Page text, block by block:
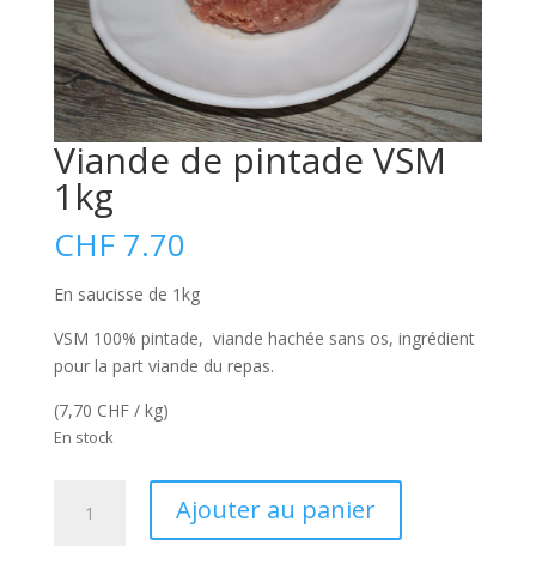
Viande de pintade VSM
1kg
CHF7.70
En saucisse de 1kg
VSM 100% pintade, viande hachée sans os, ingrédient
pour la part viande du repas.
(7,70 CHF / kg)
En stock
Ajouter au panier